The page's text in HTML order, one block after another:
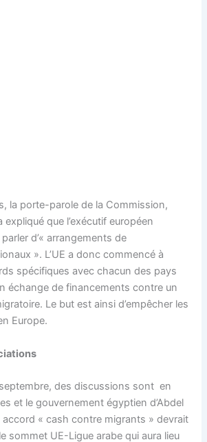
la porte-parole de la Commission,
expliqué que l’exécutif européen
d’« arrangements de
». L’UE a donc commencé à
spécifiques avec chacun des pays
échange de financements contre un
Le but est ainsi d’empêcher les
Europe.
des discussions sont en
et le gouvernement égyptien d’Abdel
« cash contre migrants » devrait
sommet UE-Ligue arabe qui aura lieu